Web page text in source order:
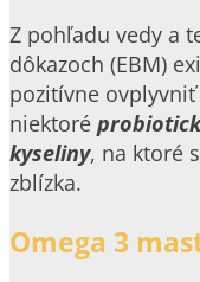
Z pohľadu vedy a
dôkazoch (EBM)
pozitívne
niektoré
kyseliny, na ktoré
zblízka.
Omega 3